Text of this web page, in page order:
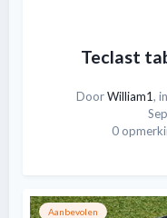
Teclast
DoorWilliam1, in
0
Aanbevolen